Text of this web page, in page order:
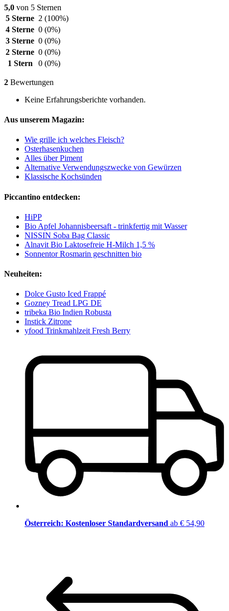
5,0 von 5 Sternen
5 Sterne 2 (100%)
4 Sterne 0 (0%)
3 Sterne 0 (0%)
2 Sterne 0 (0%)
1 Stern
0 (0%)
2 Bewertungen
Keine Erfahrungsberichte vorhanden.
Aus unserem Magazin:
Wie grille ich welches Fleisch?
Osterhasenkuchen
Alles über Piment
Alternative Verwendungszwecke von Gewürzen
Klassische Kochsünden
Piccantino entdecken:
HiPP
Bio Apfel Johannisbeersaft - trinkfertig mit Wasser
NISSIN Soba Bag Classic
Alnavit Bio Laktosefreie H-Milch 1,5 %
Sonnentor Rosmarin geschnitten bio
Neuheiten:
Dolce Gusto Iced Frappé
Gozney Tread LPG DE
tribeka Bio Indien Robusta
Instick Zitrone
yfood Trinkmahlzeit Fresh Berry
Österreich: Kostenloser Standardversand ab € 54,90